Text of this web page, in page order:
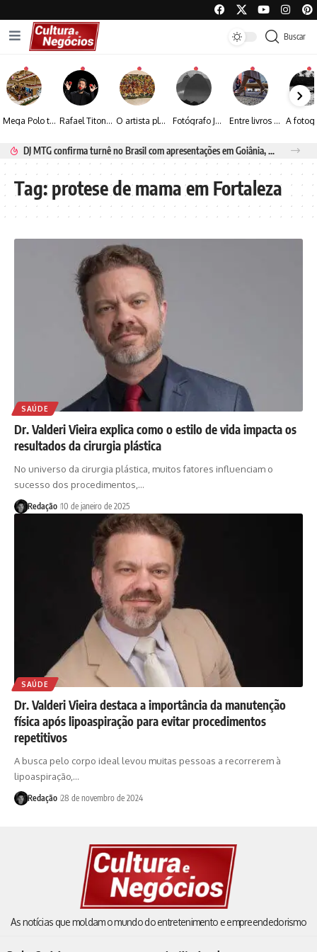
Buscar
Mega Polo transforma lançamento de coleção em plataforma nacional de negócios e projeta crescimento de mais de 15% Rafael Titonelly leva magia e acolhimento a crianças em tratamento oncológico em Juiz de Fora O artista plástico Jorge Luiz transforma sustentabilidade e criatividade em arte contemporânea Fotógrafo José Roberto apresenta um olhar sensível sobre arquitetura, formas e luz na fotografia Entre livros e fotografia autoral, Sebastião Reis consolida uma trajetória marcada pelo olhar artístico
DJ MTG confirma turnê no Brasil com apresentações em Goiânia, Porto Seguro e Rio de Janeiro
Tag:protese de mama em Fortaleza
SAÚDE
Dr. Valderi Vieira explica como o estilo de vida impacta os
resultados da cirurgia plástica
No universo da cirurgia plástica, muitos fatores influenciam o
sucesso dos procedimentos,…
Redação 10 de janeiro de 2025
SAÚDE
Dr. Valderi Vieira destaca a importância da manutenção
física após lipoaspiração para evitar procedimentos
repetitivos
A busca pelo corpo ideal levou muitas pessoas a recorrerem à
lipoaspiração,…
Redação 28 de novembro de 2024
As notícias que moldam o mundo do entretenimento e empreendedorismo